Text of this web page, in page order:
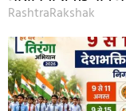
RashtraRakshak